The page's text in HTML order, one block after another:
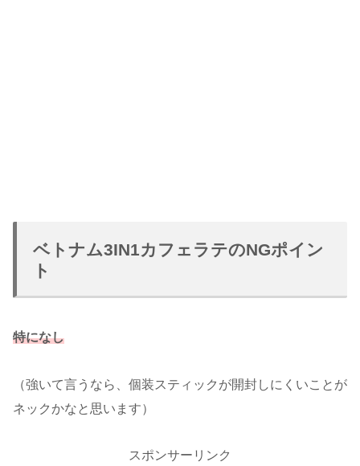
ベトナム3IN1カフェラテのNGポイン
ト
特になし
（強いて言うなら、個装スティックが開封しにくいことが
ネックかなと思います）
スポンサーリンク